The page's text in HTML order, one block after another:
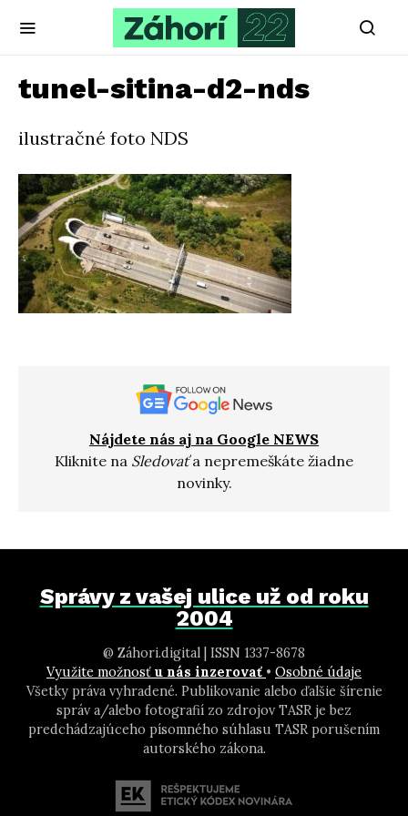
tunel-sitina-d2-nds
ilustračné foto NDS
Nájdete nás aj na Google NEWS
Kliknite na Sledovaťa nepremeškáte žiadne
novinky.
Správy z vašej ulice už od roku
2004
@ Záhori.digital | ISSN 1337-8678
Využite možnosť u nás inzerovať • Osobné údaje
Všetky práva vyhradené. Publikovanie alebo ďalšie šírenie
správ a/alebo fotografií zo zdrojov TASR je bez
predchádzajúceho písomného súhlasu TASR porušením
autorského zákona.